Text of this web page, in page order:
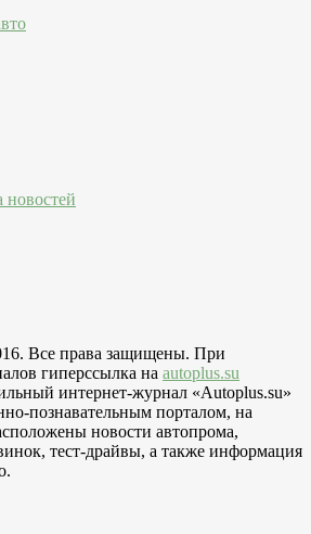
новостей
Все права защищены. При
гиперссылка на autoplus.su
интернет-журнал «Autoplus.su»
познавательным порталом, на
новости автопрома,
тест-драйвы, а также информация